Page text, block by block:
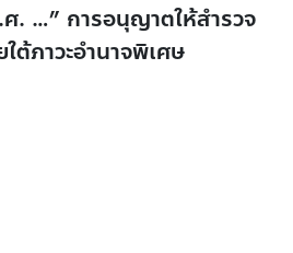
. …” การอนุญาตให้สำรวจ
ต้ภาวะอำนาจพิเศษ